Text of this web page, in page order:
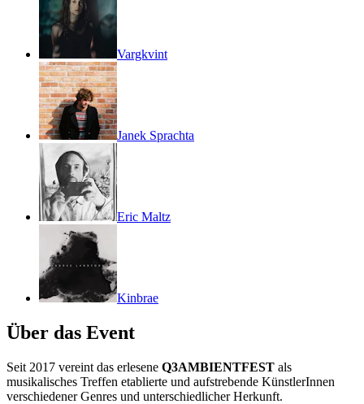
Vargkvint
Janek Sprachta
Eric Maltz
Kinbrae
Über das Event
Seit 2017 vereint das erlesene Q3AMBIENTFEST als
musikalisches Treffen etablierte und aufstrebende KünstlerInnen
verschiedener Genres und unterschiedlicher Herkunft.